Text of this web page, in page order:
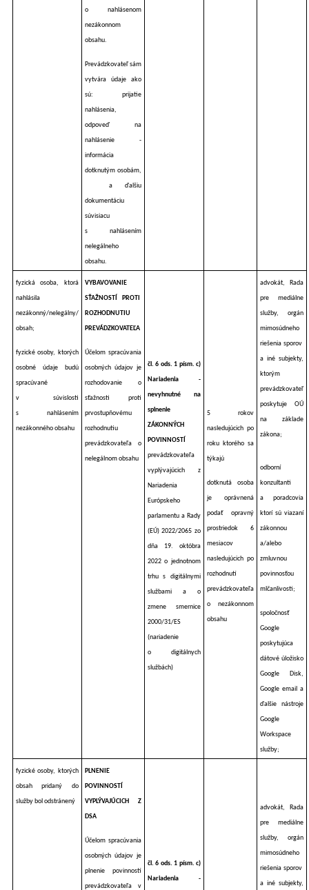
o nahlásenom
nezákonnom
obsahu.
Prevádzkovateľ sám
vytvára údaje ako
sú: prijatie
nahlásenia,
odpoveď na
nahlásenie -
informácia
dotknutým osobám,
a ďalšiu
dokumentáciu
súvisiacu
s nahlásením
nelegálneho
obsahu.
fyzická osoba, ktorá
nahlásila
nezákonný/nelegálny/
obsah;
fyzické osoby, ktorých
osobné údaje budú
spracúvané
v súvislosti
s nahlásením
nezákonného obsahu
VYBAVOVANIE
SŤAŽNOSTÍ PROTI
ROZHODNUTIU
PREVÁDZKOVATEĽA
Účelom spracúvania
osobných údajov je
rozhodovanie
o
sťažnosti proti
prvostupňovému
rozhodnutiu
prevádzkovateľa o
nelegálnom obsahu
čl. 6 ods. 1 písm. c)
Nariadenia -
nevyhnutné na
splnenie
ZÁKONNÝCH
POVINNOSTÍ
prevádzkovateľa
vyplývajúcich z
Nariadenia
Európskeho
parlamentu a Rady
(EÚ) 2022/2065 zo
dňa 19. októbra
2022 o jednotnom
trhu s digitálnymi
službami a o
zmene smernice
2000/31/ES
(nariadenie
o digitálnych
službách)
5 rokov
nasledujúcich po
roku ktorého sa
týkajú
dotknutá osoba
je oprávnená
podať opravný
prostriedok 6
mesiacov
nasledujúcich po
rozhodnutí
prevádzkovateľa
o nezákonnom
obsahu
advokát, Rada
pre mediálne
služby, orgán
mimosúdneho
riešenia sporov
a iné subjekty,
ktorým
prevádzkovateľ
poskytuje OÚ
na základe
zákona;
odborní
konzultanti
a poradcovia
ktorí sú viazaní
zákonnou
a/alebo
zmluvnou
povinnosťou
mlčanlivosti;
spoločnosť
Google
poskytujúca
dátové úložisko
Google Disk,
Google email a
ďalšie nástroje
Google
Workspace
služby;
fyzické osoby, ktorých
obsah pridaný do
služby bol odstránený
PLNENIE
POVINNOSTÍ
VYPLÝVAJÚCICH Z
DSA
Účelom spracúvania
osobných údajov je
plnenie povinností
prevádzkovateľa v
čl. 6 ods. 1 písm. c)
Nariadenia -
advokát, Rada
pre mediálne
služby, orgán
mimosúdneho
riešenia sporov
a iné subjekty,